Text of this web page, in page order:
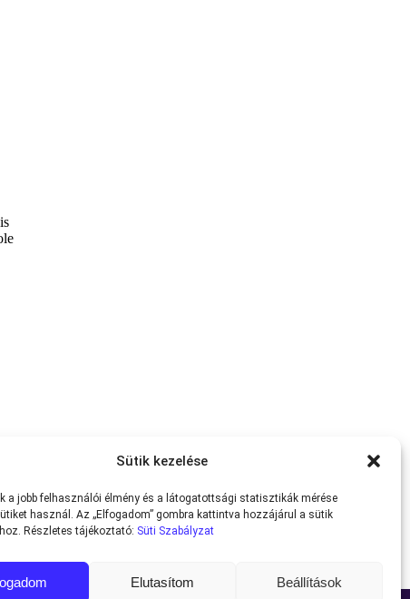
Sütik kezelése
a jobb felhasználói élmény és a látogatottsági statisztikák mérése
használ. Az „Elfogadom” gombra kattintva hozzájárul a sütik
Részletes tájékoztató: Süti Szabályzat
Elutasítom Beállítások